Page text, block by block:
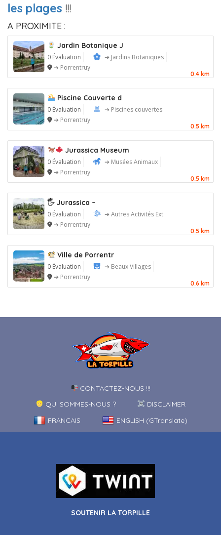
les plages !!!
A PROXIMITE :
Jardin Botanique J
0 Évaluation
➔ Jardins Botaniques
➔ Porrentruy
0.4 km
Piscine Couverte d
0 Évaluation
➔ Piscines couvertes
➔ Porrentruy
0.5 km
Jurassica Museum
0 Évaluation
➔ Musées Animaux
➔ Porrentruy
0.5 km
🖐️ Jurassica –
0 Évaluation
➔ Autres Activités Ext
➔ Porrentruy
0.5 km
Ville de Porrentr
0 Évaluation
➔ Beaux Villages
➔ Porrentruy
0.6 km
CONTACTEZ-NOUS !!!
QUI SOMMES-NOUS ?
DISCLAIMER
FRANCAIS
ENGLISH (GTranslate)
SOUTENIR LA TORPILLE